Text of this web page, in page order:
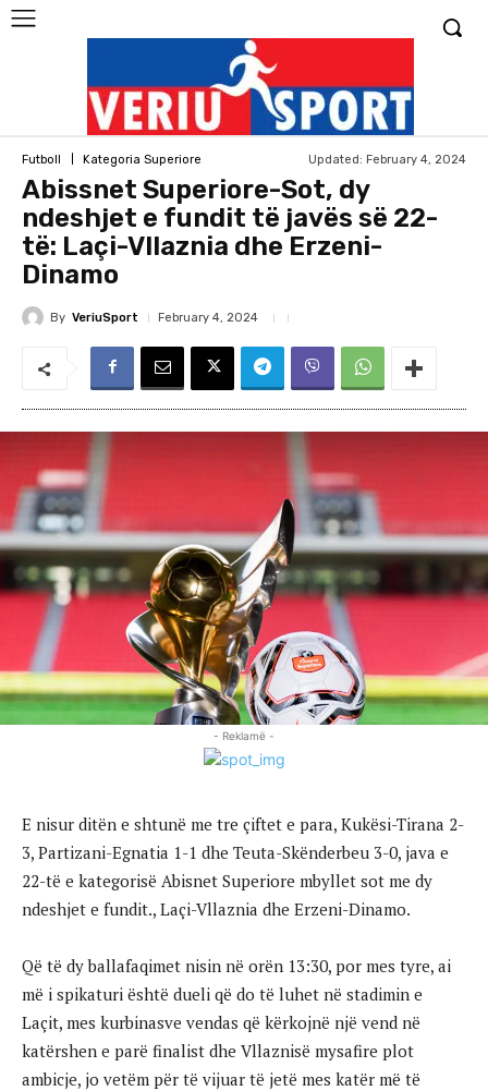
Futboll Kategoria Superiore Updated: February 4, 2024
Abissnet Superiore-Sot, dy
ndeshjet e fundit të javës së 22-
të: Laçi-Vllaznia dhe Erzeni-
Dinamo
By VeriuSport February 4, 2024
- Reklamë -
E nisur ditën e shtunë me tre çiftet e para, Kukësi-Tirana 2-
3, Partizani-Egnatia 1-1 dhe Teuta-Skënderbeu 3-0, java e
22-të e kategorisë Abisnet Superiore mbyllet sot me dy
ndeshjet e fundit., Laçi-Vllaznia dhe Erzeni-Dinamo.
Që të dy ballafaqimet nisin në orën 13:30, por mes tyre, ai
më i spikaturi është dueli që do të luhet në stadimin e
Laçit, mes kurbinasve vendas që kërkojnë një vend në
katërshen e parë finalist dhe Vllaznisë mysafire plot
ambicje, jo vetëm për të vijuar të jetë mes katër më të